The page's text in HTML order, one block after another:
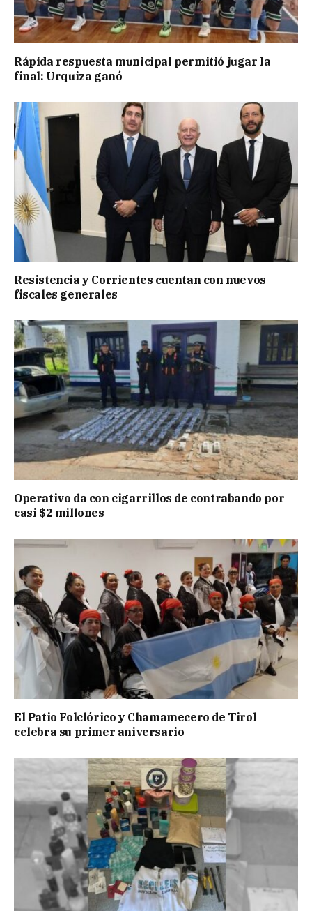
Rápida respuesta municipal permitió jugar la
final: Urquiza ganó
Resistencia y Corrientes cuentan con nuevos
fiscales generales
Operativo da con cigarrillos de contrabando por
casi $2 millones
El Patio Folclórico y Chamamecero de Tirol
celebra su primer aniversario